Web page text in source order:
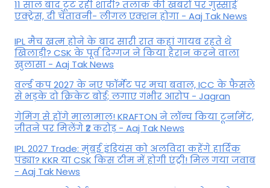
11 साल बाद टूट रही शादी? तलाक की खबरों पर गुस्साई
एक्ट्रेस, दी चेतावनी- लीगल एक्शन होगा - Aaj Tak News
IPL मैच खत्म होने के बाद सारी रात कहां गायब रहते थे
खिलाड़ी? CSK के पूर्व दिग्गज ने किया हैरान करने वाला
खुलासा - Aaj Tak News
वर्ल्ड कप 2027 के नए फॉर्मेट पर मचा बवाल, ICC के फैसले
से भड़के दो क्रिकेट बोर्ड; लगाए गंभीर आरोप - Jagran
गेमिंग से होंगे मालामाल! KRAFTON ने लॉन्च किया टूर्नामेंट,
जीतने पर मिलेंगे ₹2 करोड़ - Aaj Tak News
IPL 2027 Trade: मुंबई इंडियंस को अलविदा कहेंगे हार्दिक
पंड्या? KKR या CSK किस टीम में होगी एंट्री! मिल गया जवाब
- Aaj Tak News